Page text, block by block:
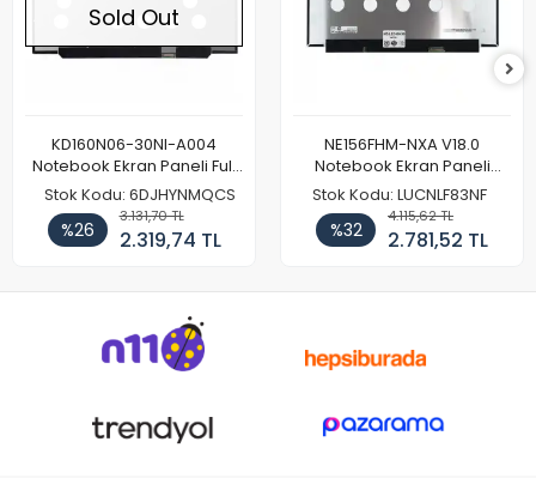
Sold Out
KD160N06-30NI-A004
Notebook Ekran Paneli Full
HD
Stok Kodu: 6DJHYNMQCS
%26
3.131,70 TL
2.319,74 TL
NE156FHM-NXA V18.0
Notebook Ekran Paneli
144Hz
Stok Kodu: LUCNLF83NF
%32
4.115,62 TL
2.781,52 TL